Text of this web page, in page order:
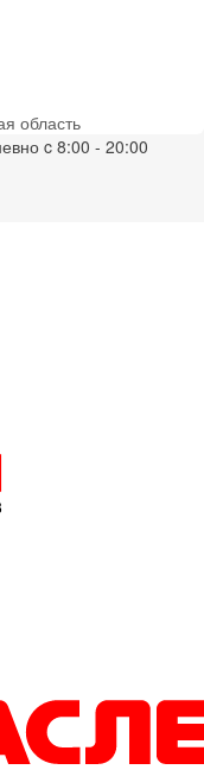
область
c 8:00 - 20:00